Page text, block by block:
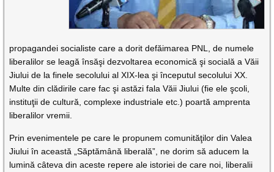
propagandei socialiste care a dorit defăimarea PNL, de numele
liberalilor se leagă însăşi dezvoltarea economică şi socială a Văii
Jiului de la finele secolului al XIX-lea şi începutul secolului XX.
Multe din clădirile care fac şi astăzi fala Văii Jiului (fie ele şcoli,
instituţii de cultură, complexe industriale etc.) poartă amprenta
liberalilor vremii.
Prin evenimentele pe care le propunem comunităţilor din Valea
Jiului în această „Săptămână liberală”, ne dorim să aducem la
lumină câteva din aceste repere ale istoriei de care noi, liberalii